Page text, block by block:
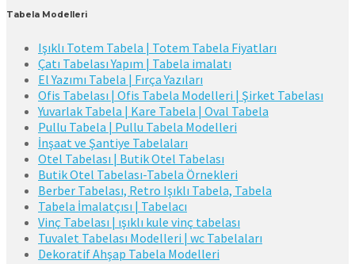
Tabela Modelleri
Işıklı Totem Tabela | Totem Tabela Fiyatları
Çatı Tabelası Yapım | Tabela imalatı
El Yazımı Tabela | Fırça Yazıları
Ofis Tabelası | Ofis Tabela Modelleri | Şirket Tabelası
Yuvarlak Tabela | Kare Tabela | Oval Tabela
Pullu Tabela | Pullu Tabela Modelleri
İnşaat ve Şantiye Tabelaları
Otel Tabelası | Butik Otel Tabelası
Butik Otel Tabelası-Tabela Örnekleri
Berber Tabelası, Retro Işıklı Tabela, Tabela
Tabela İmalatçısı | Tabelacı
Vinç Tabelası | ışıklı kule vinç tabelası
Tuvalet Tabelası Modelleri | wc Tabelaları
Dekoratif Ahşap Tabela Modelleri